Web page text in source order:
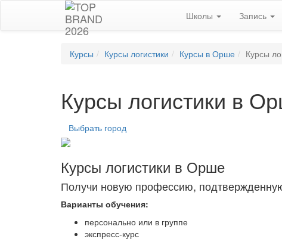
Школы Запись
Курсы Курсы логистики Курсы в Орше Курсы
Курсы логистики в
Выбрать город
Курсы логистики в Орше
Получи новую профессию,
Варианты обучения:
персонально или в группе
экспресс-курс